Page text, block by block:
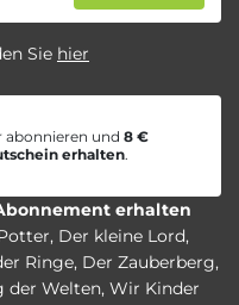
Sie hier
abonnieren und 8 €
erhalten.
erhalten
, Der kleine Lord,
Ringe, Der Zauberberg,
der Welten, Wir Kinder